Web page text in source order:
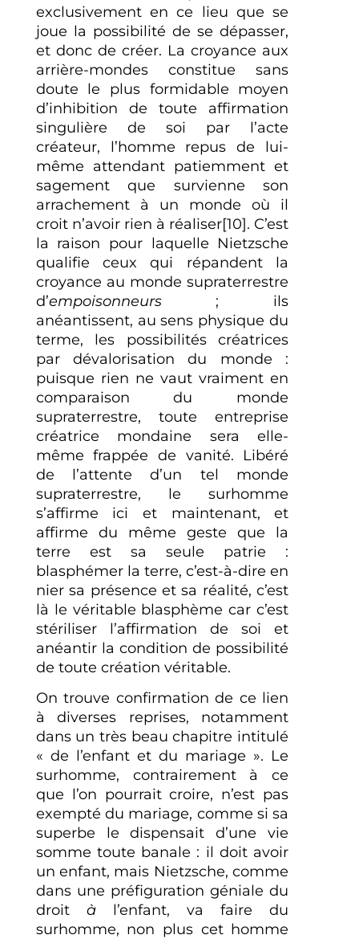
exclusivement en ce lieu que se
joue la possibilité de se dépasser,
et donc de créer. La croyance aux
arrière-mondes constitue sans
doute le plus formidable moyen
d’inhibition de toute affirmation
singulière de soi par l’acte
créateur, l’homme repus de lui-
même attendant patiemment et
sagement que survienne son
arrachement à un monde où il
croit n’avoir rien à réaliser[10]. C’est
la raison pour laquelle Nietzsche
qualifie ceux qui répandent la
croyance au monde supraterrestre
d’empoisonneurs ; ils
anéantissent, au sens physique du
terme, les possibilités créatrices
par dévalorisation du monde :
puisque rien ne vaut vraiment en
comparaison du monde
supraterrestre, toute entreprise
créatrice mondaine sera elle-
même frappée de vanité. Libéré
de l’attente d’un tel monde
supraterrestre, le surhomme
s’affirme ici et maintenant, et
affirme du même geste que la
terre est sa seule patrie :
blasphémer la terre, c’est-à-dire en
nier sa présence et sa réalité, c’est
là le véritable blasphème car c’est
stériliser l’affirmation de soi et
anéantir la condition de possibilité
de toute création véritable.
On trouve confirmation de ce lien
à diverses reprises, notamment
dans un très beau chapitre intitulé
« de l’enfant et du mariage ». Le
surhomme, contrairement à ce
que l’on pourrait croire, n’est pas
exempté du mariage, comme si sa
superbe le dispensait d’une vie
somme toute banale : il doit avoir
un enfant, mais Nietzsche, comme
dans une préfiguration géniale du
droit à l’enfant, va faire du
surhomme, non plus cet homme